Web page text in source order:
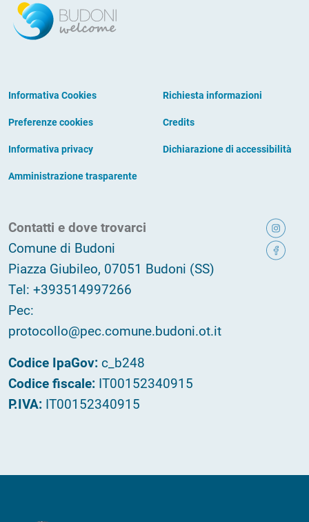
Informativa Cookies
Preferenze cookies
Informativa privacy
Amministrazione trasparente
Richiesta informazioni
Credits
Dichiarazione di accessibilità
Contatti e dove trovarci
Comune di Budoni
Piazza Giubileo, 07051 Budoni (SS)
Tel: +393514997266
Pec:
protocollo@pec.comune.budoni.ot.it
Codice IpaGov: c_b248
Codice fiscale: IT00152340915
P.IVA: IT00152340915